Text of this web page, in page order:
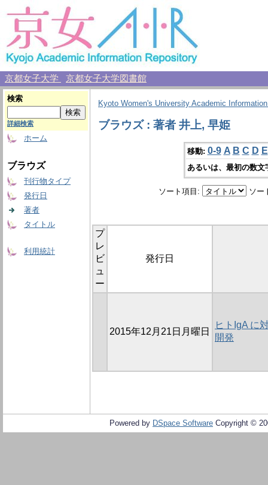
京都女子大学 京都女子大学図書館
検索
詳細検索
ホーム
ブラウズ
刊行物タイプ
発行日
著者
タイトル
利用統計
Kyoto Women's University Academic
ブラウズ : 著者 井上, 早姫
移動: 0-9 A B C D E
あるいは、最初の数
ソート項目: ソー
プ
レ
ビ
ュ
ー
発行日
2015年12月21日月曜日
ヒトIgA に
開発
Powered by DSpace Software Copyright ©